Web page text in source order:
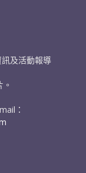
及活動報導
：